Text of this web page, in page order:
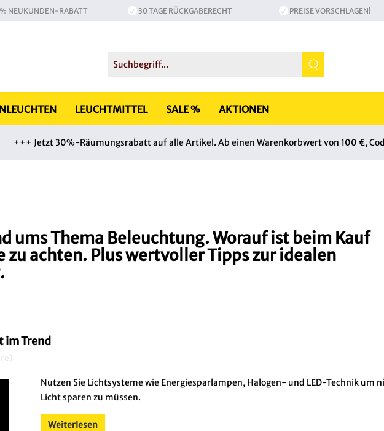
NEUKUNDEN-RABATT 30 TAGE RÜCKGABERECHT PREISE VORSCHLAGEN!
LEUCHTMITTEL SALE % AKTIONEN
+++ Jetzt 30%-Räumungsrabatt auf alle Artikel. Ab einen Warenkorbwert von 100 €,
ums Thema Beleuchtung. Worauf ist beim Kauf
zu achten. Plus wertvoller Tipps zur idealen
im Trend
Nutzen Sie Lichtsysteme wie Energiesparlampen, Halogen- und LED-Technik um
Licht sparen zu müssen.
Weiterlesen